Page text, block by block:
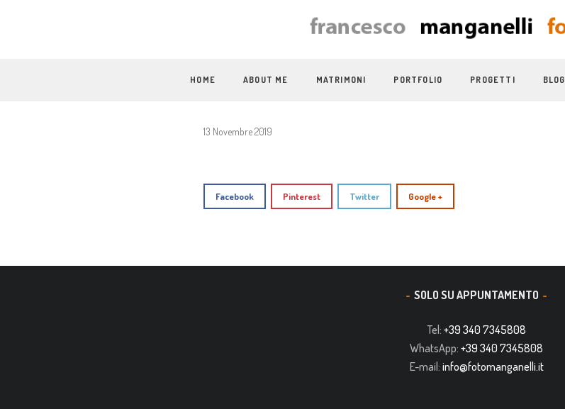
HOME ABOUT ME MATRIMONI PORTFOLIO PROGETTI BLOG
13 Novembre 2019
Facebook Pinterest Twitter Google +
SOLO SU APPUNTAMENTO
Tel: +39 340 7345808
WhatsApp: +39 340 7345808
E-mail: info@fotomanganelli.it